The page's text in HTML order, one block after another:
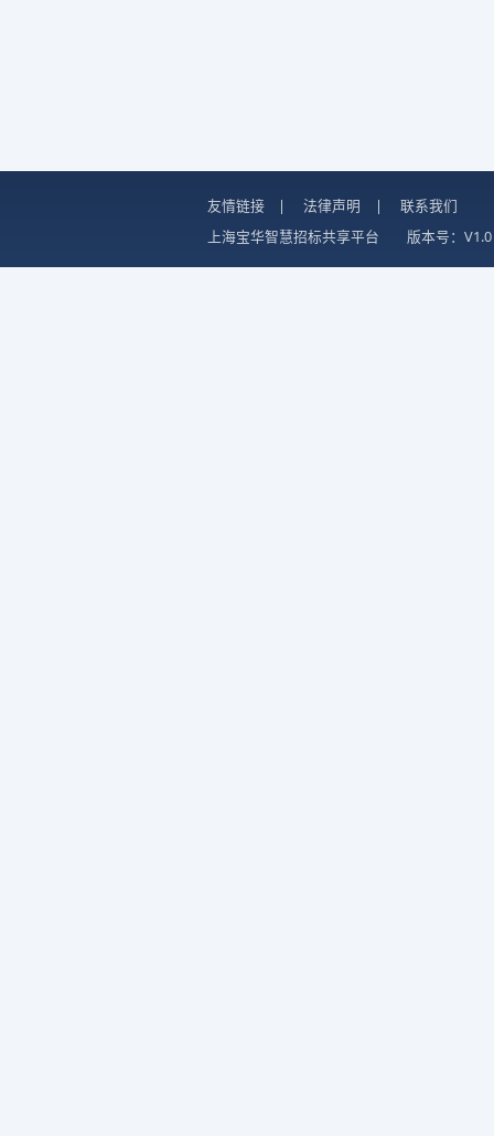
友情链接 | 法律声明 |
联系我们
上海宝华智慧招标共享平台
版本号：V1.0